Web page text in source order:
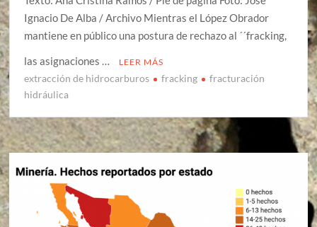
Ignacio De Alba / Archivo Mientras el López Obrador
mantiene en público una postura de rechazo al ´´fracking,
las asignaciones …
LEER MÁS
extracción de hidrocarburos fracking
fracturación
hidráulica